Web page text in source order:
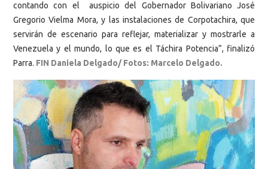
contando con el auspicio del Gobernador Bolivariano José
Gregorio Vielma Mora, y las instalaciones de Corpotachira, que
servirán de escenario para reflejar, materializar y mostrarle a
Venezuela y el mundo, lo que es el Táchira Potencia”, finalizó
Parra. FIN Daniela Delgado/ Fotos: Marcelo Delgado.